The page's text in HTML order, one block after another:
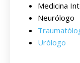
Medicina
Neurólogo
Urólogo